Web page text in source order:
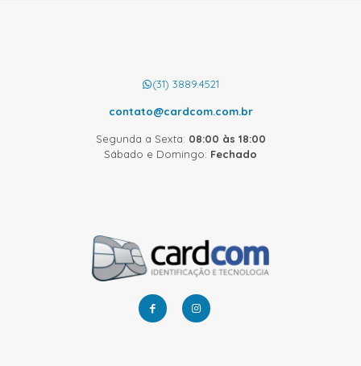
(31) 3889.4521
contato@cardcom.com.br
Segunda a Sexta: 08:00 às 18:00
Sábado e Domingo: Fechado